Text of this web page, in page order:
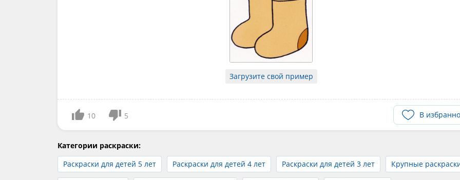
Загрузите свой пример
10 5 В
Категории раскраски:
Раскраски для детей 5 лет
Раскраски для детей 4 лет Раскраски для детей 3 лет Крупные